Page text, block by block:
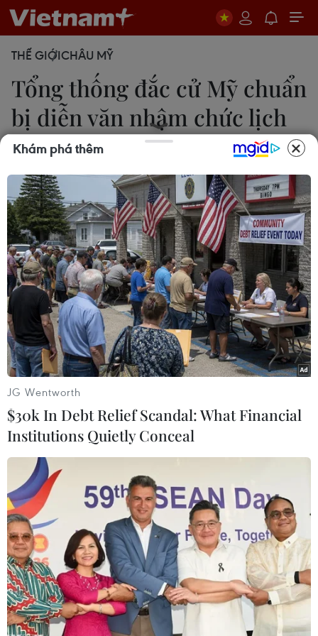
THẾ GIỚICHÂU MỸ
Tổng thống đắc cử Mỹ chuẩn
bị diễn văn nhậm chức lịch
sử
30/12/2016 07:07
Tổng thống đắc cử Mỹ Donald Trump đang cùng
các trợ lý đang nỗ lực hoàn tất bài diễn văn nhậm
chức khi chỉ còn khoảng 3 tuần nữa là tới sự kiện
trọng đại này.
Tổng thống đắc cử Mỹ Donald Trump trả lời báo giới tại Palm
Beach, bang Florida ngày 28/12. (Nguồn: AFP/TTXVN)
Tổng thống đắc cử Mỹ Donald Trump đang cùng
các trợ lý đang nỗ lực hoàn tất bài diễn văn
nhậm chức khi chỉ còn khoảng 3 tuần nữa là tới
Khám phá thêm
JG Wentworth
$30k In Debt Relief Scandal: What Financial
Institutions Quietly Conceal